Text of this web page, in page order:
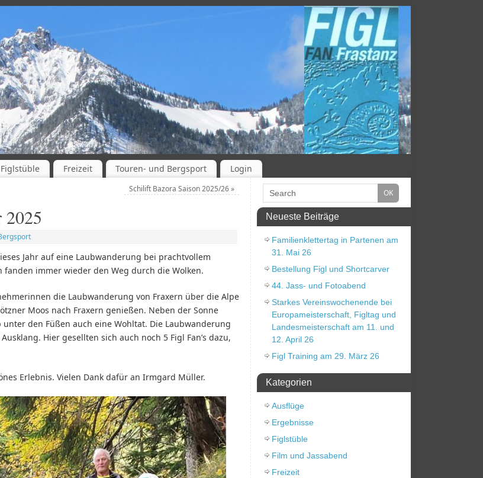
Figlstüble Freizeit Touren- und Bergsport Login
Schilift Bazora Saison 2025/26»
2025
Jahr auf eine Laubwanderung bei prachtvollem
immer wieder den Weg durch die Wolken.
die Laubwanderung von Fraxern über die Alpe
Moos nach Fraxern genießen. Neben der Sonne
den Füßen auch eine Wohltat. Die Laubwanderung
Hier gesellten sich auch noch 5 Figl Fan’s dazu,
Erlebnis. Vielen Dank dafür an Irmgard Müller.
Neueste Beiträge
Familienklettertag in Partenen am
31. Mai 26
Bestellung Figl und Shortcarver
44. Jass- und Fotoabend
Starkes Vereinswochenende bei
Europameisterschaft, Figltag und
Landesmeisterschaft am 11. und
12. April 26
Figl Training am 29. März 26
Kategorien
Ausflüge
Ergebnisse
Figlstüble
Film und Jassabend
Freizeit